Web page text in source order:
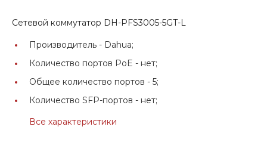
Сетевой коммутатор DH-PFS3005-5GT-L
Производитель - Dahua;
Количество портов PoE - нет;
Общее количество портов - 5;
Количество SFP-портов - нет;
Все характеристики